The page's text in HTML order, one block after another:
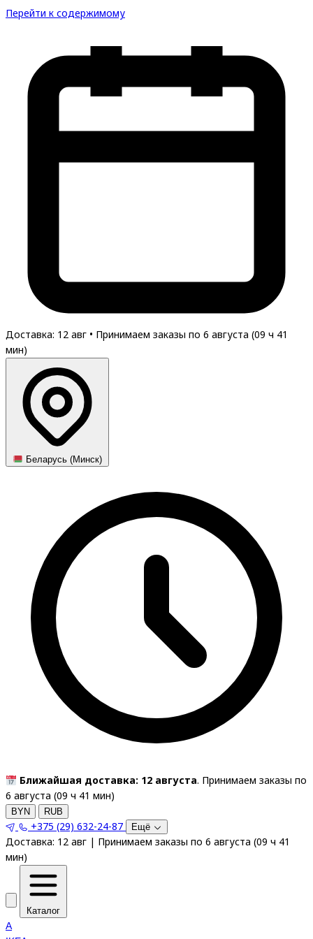
Перейти к содержимому
Доставка: 12 авг • Принимаем заказы по 6 августа (09 ч 41
мин)
Беларусь (Минск)
Ближайшая доставка: 12 августа. Принимаем заказы по
6 августа (09 ч 41 мин)
BYN RUB
+375 (29) 632-24-87 Ещё
Доставка: 12 авг | Принимаем заказы по 6 августа (09 ч 41
мин)
Каталог
A